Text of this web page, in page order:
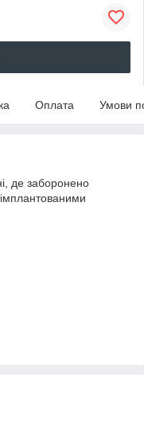
Оплата Умови
де заборонено